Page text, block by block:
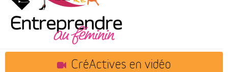
CréActives en vidéo